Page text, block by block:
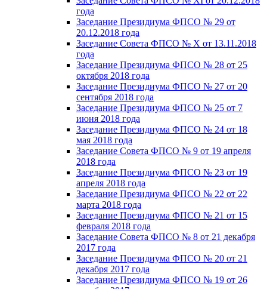
года
Заседание Президиума ФПСО № 29 от
20.12.2018 года
Заседание Совета ФПСО № X от 13.11.2018
года
Заседание Президиума ФПСО № 28 от 25
октября 2018 года
Заседание Президиума ФПСО № 27 от 20
сентября 2018 года
Заседание Президиума ФПСО № 25 от 7
июня 2018 года
Заседание Президиума ФПСО № 24 от 18
мая 2018 года
Заседание Совета ФПСО № 9 от 19 апреля
2018 года
Заседание Президиума ФПСО № 23 от 19
апреля 2018 года
Заседание Президиума ФПСО № 22 от 22
марта 2018 года
Заседание Президиума ФПСО № 21 от 15
февраля 2018 года
Заседание Совета ФПСО № 8 от 21 декабря
2017 года
Заседание Президиума ФПСО № 20 от 21
декабря 2017 года
Заседание Президиума ФПСО № 19 от 26